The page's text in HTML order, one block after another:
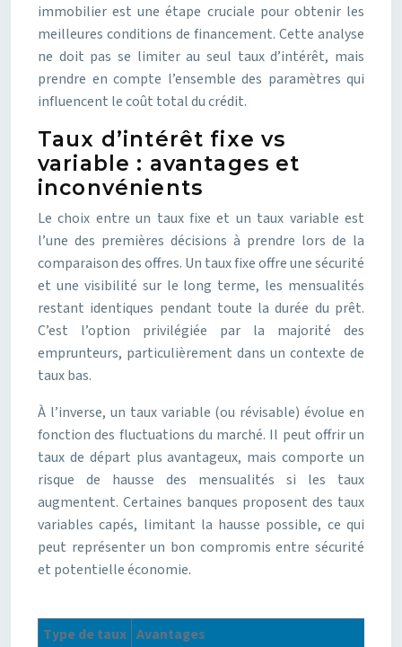
immobilier est une étape cruciale pour obtenir les
meilleures conditions de financement. Cette analyse
ne doit pas se limiter au seul taux d’intérêt, mais
prendre en compte l’ensemble des paramètres qui
influencent le coût total du crédit.
Taux d’intérêt fixe vs
variable : avantages et
inconvénients
Le choix entre un taux fixe et un taux variable est
l’une des premières décisions à prendre lors de la
comparaison des offres. Un taux fixe offre une sécurité
et une visibilité sur le long terme, les mensualités
restant identiques pendant toute la durée du prêt.
C’est l’option privilégiée par la majorité des
emprunteurs, particulièrement dans un contexte de
taux bas.
À l’inverse, un taux variable (ou révisable) évolue en
fonction des fluctuations du marché. Il peut offrir un
taux de départ plus avantageux, mais comporte un
risque de hausse des mensualités si les taux
augmentent. Certaines banques proposent des taux
variables capés, limitant la hausse possible, ce qui
peut représenter un bon compromis entre sécurité
et potentielle économie.
Type de taux Avantages